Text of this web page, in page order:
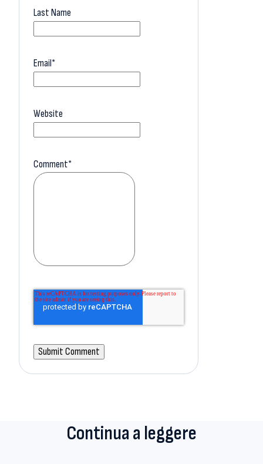
Last Name
Email*
Website
Comment*
Continua a leggere